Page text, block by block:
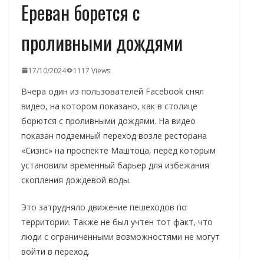
Ереван борется с
проливными дождями
17/10/2024 1117 Views
Вчера один из пользователей Facebook снял
видео, на котором показано, как в столице
борются с проливными дождями. На видео
показан подземный переход возле ресторана
«Сизнс» на проспекте Маштоца, перед которым
установили временный барьер для избежания
скопления дождевой воды.
Это затрудняло движение пешеходов по
территории. Также не был учтен тот факт, что
люди с ограниченными возможностями не могут
войти в переход.